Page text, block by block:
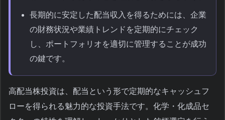
長期的に安定した配当収入を得るためには、企業
の財務状況や業績トレンドを定期的にチェック
し、ポートフォリオを適切に管理することが成功
の鍵です。
高配当株投資は、配当という形で定期的なキャッシュフ
ローを得られる魅力的な投資手法です。化学・化成品セ